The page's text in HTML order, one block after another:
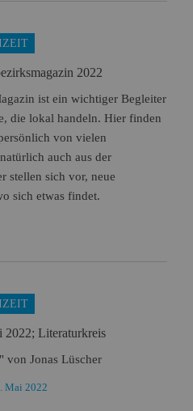
2022
ist ein wichtiger Begleiter
die lokal handeln. Hier finden
von vielen
auch aus der
stellen sich vor, neue
sich etwas findet.
2022; Literaturkreis
von Jonas Lüscher
Mai 2022